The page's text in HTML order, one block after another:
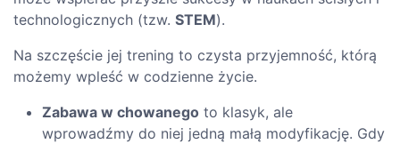
technologicznych (tzw. STEM).
Na szczęście jej trening to czysta przyjemność, którą
możemy wpleść w codzienne życie.
Zabawa w chowanego to klasyk, ale
wprowadźmy do niej jedną małą modyfikację. Gdy